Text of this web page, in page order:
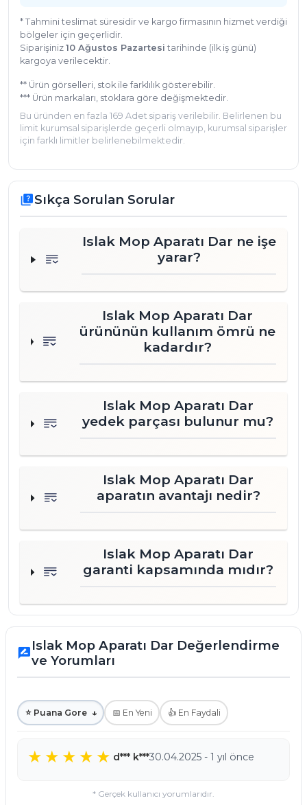
* Tahmini teslimat süresidir ve kargo firmasının hizmet verdiği
bölgeler için geçerlidir.
Siparişiniz 10 Ağustos Pazartesi tarihinde (ilk iş günü)
kargoya verilecektir.
** Ürün görselleri, stok ile farklılık gösterebilir.
*** Ürün markaları, stoklara göre değişmektedir.
Bu üründen en fazla 169 Adet sipariş verilebilir. Belirlenen bu
limit kurumsal siparişlerde geçerli olmayıp, kurumsal siparişler
için farklı limitler belirlenebilmektedir.
quizSıkça Sorulan Sorular
Islak Mop Aparatı Dar ne işe
yarar?
Islak Mop Aparatı Dar
ürününün kullanım ömrü ne
kadardır?
Islak Mop Aparatı Dar
yedek parçası bulunur mu?
Islak Mop Aparatı Dar
aparatın avantajı nedir?
Islak Mop Aparatı Dar
garanti kapsamında mıdır?
rate_reviewIslak Mop Aparatı Dar Değerlendirme
ve Yorumları
⭐ Puana Gore ↓ 📅 En Yeni 👍 En Faydali
d*** k***30.04.2025 - 1 yıl önce
* Gerçek kullanıcı yorumlarıdır.